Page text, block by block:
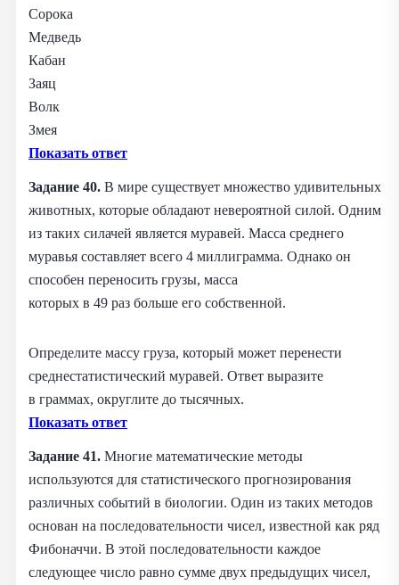
Сорока
Медведь
Кабан
Заяц
Волк
Змея
Показать ответ
Задание 40. В мире существует множество удивительных
животных, которые обладают невероятной силой. Одним
из таких силачей является муравей. Масса среднего
муравья составляет всего 4 миллиграмма. Однако он
способен переносить грузы, масса
которых в 49 раз больше его собственной.
Определите массу груза, который может перенести
среднестатистический муравей. Ответ выразите
в граммах, округлите до тысячных.
Показать ответ
Задание 41. Многие математические методы
используются для статистического прогнозирования
различных событий в биологии. Один из таких методов
основан на последовательности чисел, известной как ряд
Фибоначчи. В этой последовательности каждое
следующее число равно сумме двух предыдущих чисел,